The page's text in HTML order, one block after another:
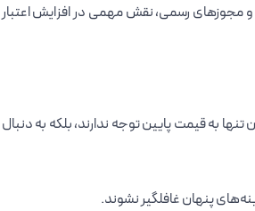
و مجوزهای رسمی، نقش مهمی در افزایش اعتبار
به قیمت پایین توجه ندارند، بلکه به دنبال
پنهان غافلگیر نشوند.